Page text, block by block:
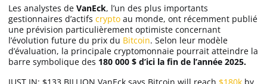
Ripple (XRP)
Dogecoin (DOGE)
Les analystes de VanEck, l’un des plus importants
gestionnaires d’actifs crypto au monde, ont récemment publié
une prévision particulièrement optimiste concernant
l’évolution future du prix du Bitcoin. Selon leur modèle
d’évaluation, la principale cryptomonnaie pourrait atteindre la
barre symbolique des 180 000 $ d’ici la fin de l’année 2025.